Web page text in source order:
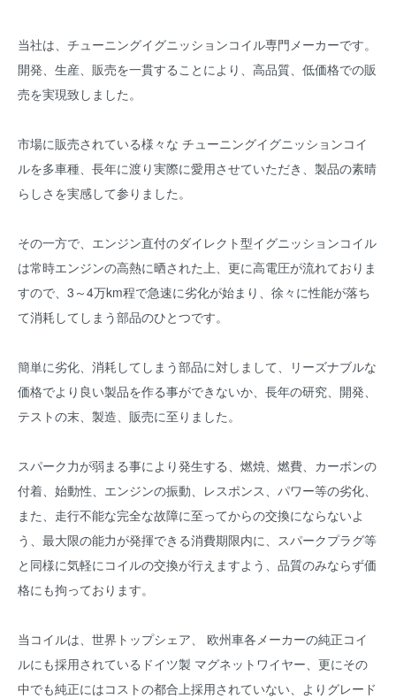
当社は、チューニングイグニッションコイル専門メーカーです。
開発、生産、販売を一貫することにより、高品質、低価格での販
売を実現致しました。
市場に販売されている様々な チューニングイグニッションコイ
ルを多車種、長年に渡り実際に愛用させていただき、製品の素晴
らしさを実感して参りました。
その一方で、エンジン直付のダイレクト型イグニッションコイル
は常時エンジンの高熱に晒された上、更に高電圧が流れておりま
すので、3～4万km程で急速に劣化が始まり、徐々に性能が落ち
て消耗してしまう部品のひとつです。
簡単に劣化、消耗してしまう部品に対しまして、リーズナブルな
価格でより良い製品を作る事ができないか、長年の研究、開発、
テストの末、製造、販売に至りました。
スパーク力が弱まる事により発生する、燃焼、燃費、カーボンの
付着、始動性、エンジンの振動、レスポンス、パワー等の劣化、
また、走行不能な完全な故障に至ってからの交換にならないよ
う、最大限の能力が発揮できる消費期限内に、スパークプラグ等
と同様に気軽にコイルの交換が行えますよう、品質のみならず価
格にも拘っております。
当コイルは、世界トップシェア、 欧州車各メーカーの純正コイ
ルにも採用されているドイツ製 マグネットワイヤー、更にその
中でも純正にはコストの都合上採用されていない、よりグレード